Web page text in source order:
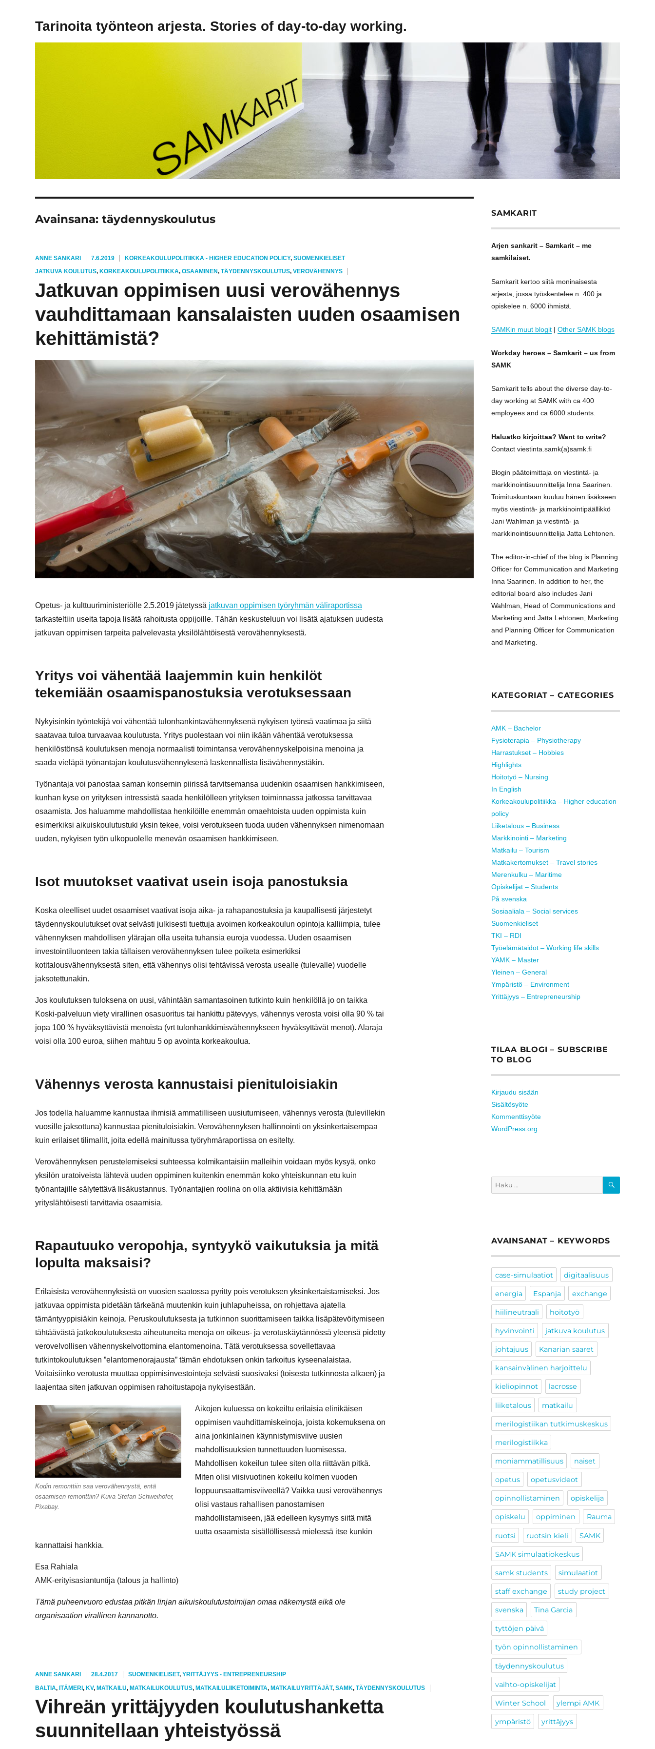
Tarinoita työnteon arjesta. Stories of day-to-day working.
Avainsana: täydennyskoulutus
KIRJOITTAJA
ANNE SANKARI JULKAISTU
7.6.2019 KATEGORIAT
KORKEAKOULUPOLITIIKKA - HIGHER EDUCATION POLICY, SUOMENKIELISET
AVAINSANAT
JATKUVA KOULUTUS, KORKEAKOULUPOLITIIKKA, OSAAMINEN, TÄYDENNYSKOULUTUS, VEROVÄHENNYS
Jatkuvan oppimisen uusi verovähennys
vauhdittamaan kansalaisten uuden osaamisen
kehittämistä?
Opetus- ja kulttuuriministeriölle 2.5.2019 jätetyssä jatkuvan oppimisen työryhmän väliraportissa
tarkasteltiin useita tapoja lisätä rahoitusta oppijoille. Tähän keskusteluun voi lisätä ajatuksen uudesta
jatkuvan oppimisen tarpeita palvelevasta yksilölähtöisestä verovähennyksestä.
Yritys voi vähentää laajemmin kuin henkilöt
tekemiään osaamispanostuksia verotuksessaan
Nykyisinkin työntekijä voi vähentää tulonhankintavähennyksenä nykyisen työnsä vaatimaa ja siitä
saatavaa tuloa turvaavaa koulutusta. Yritys puolestaan voi niin ikään vähentää verotuksessa
henkilöstönsä koulutuksen menoja normaalisti toimintansa verovähennyskelpoisina menoina ja
saada vieläpä työnantajan koulutusvähennyksenä laskennallista lisävähennystäkin.
Työnantaja voi panostaa saman konsernin piirissä tarvitsemansa uudenkin osaamisen hankkimiseen,
kunhan kyse on yrityksen intressistä saada henkilölleen yrityksen toiminnassa jatkossa tarvittavaa
osaamista. Jos haluamme mahdollistaa henkilöille enemmän omaehtoista uuden oppimista kuin
esimerkiksi aikuiskoulutustuki yksin tekee, voisi verotukseen tuoda uuden vähennyksen nimenomaan
uuden, nykyisen työn ulkopuolelle menevän osaamisen hankkimiseen.
Isot muutokset vaativat usein isoja panostuksia
Koska oleelliset uudet osaamiset vaativat isoja aika- ja rahapanostuksia ja kaupallisesti järjestetyt
täydennyskoulutukset ovat selvästi julkisesti tuettuja avoimen korkeakoulun opintoja kalliimpia, tulee
vähennyksen mahdollisen ylärajan olla useita tuhansia euroja vuodessa. Uuden osaamisen
investointiluonteen takia tällaisen verovähennyksen tulee poiketa esimerkiksi
kotitalousvähennyksestä siten, että vähennys olisi tehtävissä verosta usealle (tulevalle) vuodelle
jaksotettunakin.
Jos koulutuksen tuloksena on uusi, vähintään samantasoinen tutkinto kuin henkilöllä jo on taikka
Koski-palveluun viety virallinen osasuoritus tai hankittu pätevyys, vähennys verosta voisi olla 90 % tai
jopa 100 % hyväksyttävistä menoista (vrt tulonhankkimisvähennykseen hyväksyttävät menot). Alaraja
voisi olla 100 euroa, siihen mahtuu 5 op avointa korkeakoulua.
Vähennys verosta kannustaisi pienituloisiakin
Jos todella haluamme kannustaa ihmisiä ammatilliseen uusiutumiseen, vähennys verosta (tulevillekin
vuosille jaksottuna) kannustaa pienituloisiakin. Verovähennyksen hallinnointi on yksinkertaisempaa
kuin erilaiset tilimallit, joita edellä mainitussa työryhmäraportissa on esitelty.
Verovähennyksen perustelemiseksi suhteessa kolmikantaisiin malleihin voidaan myös kysyä, onko
yksilön uratoiveista lähtevä uuden oppiminen kuitenkin enemmän koko yhteiskunnan etu kuin
työnantajille sälytettävä lisäkustannus. Työnantajien roolina on olla aktiivisia kehittämään
yrityslähtöisesti tarvittavia osaamisia.
Rapautuuko veropohja, syntyykö vaikutuksia ja mitä
lopulta maksaisi?
Erilaisista verovähennyksistä on vuosien saatossa pyritty pois verotuksen yksinkertaistamiseksi. Jos
jatkuvaa oppimista pidetään tärkeänä muutenkin kuin juhlapuheissa, on rohjettava ajatella
tämäntyyppisiäkin keinoja. Peruskoulutuksesta ja tutkinnon suorittamiseen taikka lisäpätevöitymiseen
tähtäävästä jatkokoulutuksesta aiheutuneita menoja on oikeus- ja verotuskäytännössä yleensä pidetty
verovelvollisen vähennyskelvottomina elantomenoina. Tätä verotuksessa sovellettavaa
tutkintokoulutuksen ”elantomenorajausta” tämän ehdotuksen onkin tarkoitus kyseenalaistaa.
Voitaisiinko verotusta muuttaa oppimisinvestointeja selvästi suosivaksi (toisesta tutkinnosta alkaen) ja
laajentaa siten jatkuvan oppimisen rahoitustapoja nykyisestään.
Kodin remonttiin saa verovähennystä, entä
osaamisen remonttiin? Kuva Stefan Schweihofer,
Pixabay.
Aikojen kuluessa on kokeiltu erilaisia elinikäisen
oppimisen vauhdittamiskeinoja, joista kokemuksena on
aina jonkinlainen käynnistymisviive uusien
mahdollisuuksien tunnettuuden luomisessa.
Mahdollisen kokeilun tulee siten olla riittävän pitkä.
Miten olisi viisivuotinen kokeilu kolmen vuoden
loppuunsaattamisviiveellä? Vaikka uusi verovähennys
olisi vastaus rahallisen panostamisen
mahdollistamiseen, jää edelleen kysymys siitä mitä
uutta osaamista sisällöllisessä mielessä itse kunkin
kannattaisi hankkia.
Esa Rahiala
AMK-erityisasiantuntija (talous ja hallinto)
Tämä puheenvuoro edustaa pitkän linjan aikuiskoulutustoimijan omaa näkemystä eikä ole
organisaation virallinen kannanotto.
KIRJOITTAJA
ANNE SANKARI JULKAISTU
28.4.2017 KATEGORIAT
SUOMENKIELISET, YRITTÄJYYS - ENTREPRENEURSHIP
AVAINSANAT
BALTIA, ITÄMERI, KV, MATKAILU, MATKAILUKOULUTUS, MATKAILULIIKETOIMINTA, MATKAILUYRITTÄJÄT, SAMK, TÄYDENNYSKOULUTUS
Vihreän yrittäjyyden koulutushanketta
suunnitellaan yhteistyössä
SAMKARIT
Arjen sankarit – Samkarit – me
samkilaiset.
Samkarit kertoo siitä moninaisesta
arjesta, jossa työskentelee n. 400 ja
opiskelee n. 6000 ihmistä.
SAMKin muut blogit | Other SAMK blogs
Workday heroes – Samkarit – us from
SAMK
Samkarit tells about the diverse day-to-
day working at SAMK with ca 400
employees and ca 6000 students.
Haluatko kirjoittaa? Want to write?
Contact viestinta.samk(a)samk.fi
Blogin päätoimittaja on viestintä- ja
markkinointisuunnittelija Inna Saarinen.
Toimituskuntaan kuuluu hänen lisäkseen
myös viestintä- ja markkinointipäällikkö
Jani Wahlman ja viestintä- ja
markkinointisuunnittelija Jatta Lehtonen.
The editor-in-chief of the blog is Planning
Officer for Communication and Marketing
Inna Saarinen. In addition to her, the
editorial board also includes Jani
Wahlman, Head of Communications and
Marketing and Jatta Lehtonen, Marketing
and Planning Officer for Communication
and Marketing.
KATEGORIAT – CATEGORIES
AMK – Bachelor
Fysioterapia – Physiotherapy
Harrastukset – Hobbies
Highlights
Hoitotyö – Nursing
In English
Korkeakoulupolitiikka – Higher education
policy
Liiketalous – Business
Markkinointi – Marketing
Matkailu – Tourism
Matkakertomukset – Travel stories
Merenkulku – Maritime
Opiskelijat – Students
På svenska
Sosiaaliala – Social services
Suomenkieliset
TKI – RDI
Työelämätaidot – Working life skills
YAMK – Master
Yleinen – General
Ympäristö – Environment
Yrittäjyys – Entrepreneurship
TILAA BLOGI – SUBSCRIBE
TO BLOG
Kirjaudu sisään
Sisältösyöte
Kommenttisyöte
WordPress.org
Etsi: HAKU
AVAINSANAT – KEYWORDS
case-simulaatiot digitaalisuus
energia Espanja exchange
hiilineutraali hoitotyö
hyvinvointi jatkuva koulutus
johtajuus Kanarian saaret
kansainvälinen harjoittelu
kieliopinnot lacrosse
liiketalous matkailu
merilogistiikan tutkimuskeskus
merilogistiikka
moniammatillisuus naiset
opetus opetusvideot
opinnollistaminen opiskelija
opiskelu oppiminen Rauma
ruotsi ruotsin kieli SAMK
SAMK simulaatiokeskus
samk students simulaatiot
staff exchange study project
svenska Tina Garcia
tyttöjen päivä
työn opinnollistaminen
täydennyskoulutus
vaihto-opiskelijat
Winter School ylempi AMK
ympäristö yrittäjyys